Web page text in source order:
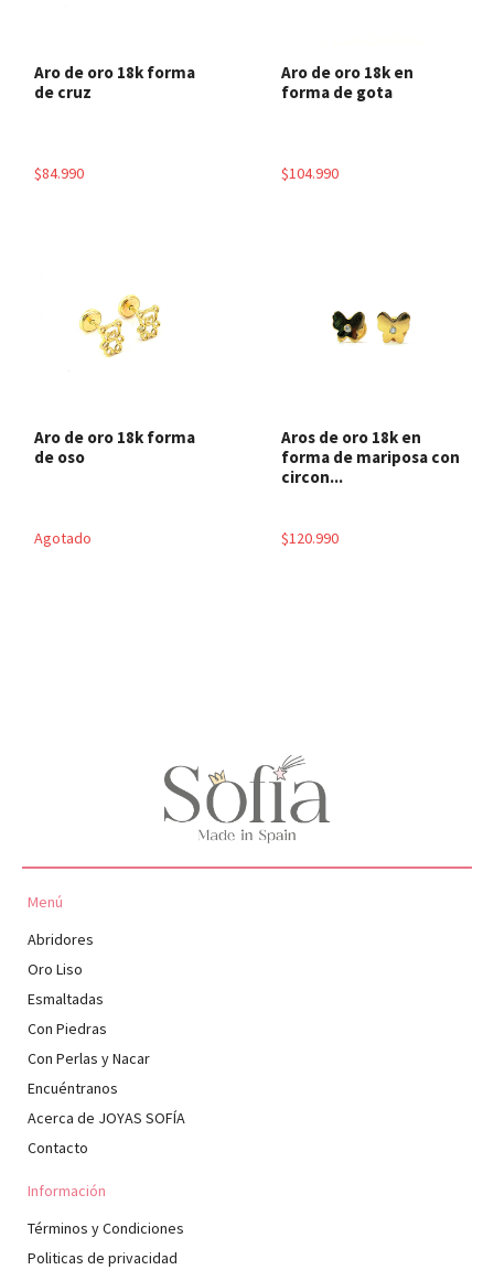
Aro de oro 18k forma
de cruz
$84.990
Aro de oro 18k en
forma de gota
$104.990
Aro de oro 18k forma
de oso
Agotado
Aros de oro 18k en
forma de mariposa con
circon...
$120.990
Menú
Abridores
Oro Liso
Esmaltadas
Con Piedras
Con Perlas y Nacar
Encuéntranos
Acerca de JOYAS SOFÍA
Contacto
Información
Términos y Condiciones
Politicas de privacidad